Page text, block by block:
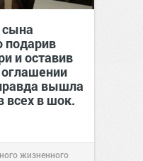
подарив
и оставив
вышла
всех в шок.
жизненного